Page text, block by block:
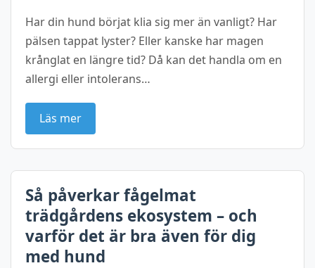
Har din hund börjat klia sig mer än vanligt? Har
pälsen tappat lyster? Eller kanske har magen
krånglat en längre tid? Då kan det handla om en
allergi eller intolerans…
Läs mer
Så påverkar fågelmat
trädgårdens ekosystem – och
varför det är bra även för dig
med hund